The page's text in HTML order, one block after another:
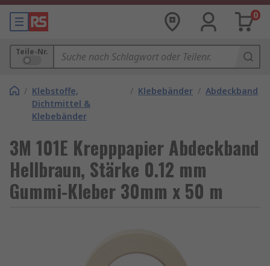
0
Teile-Nr.
/ Klebstoffe,
Dichtmittel &
Klebebänder
/ Klebebänder / Abdeckband
3M 101E Krepppapier Abdeckband
Hellbraun, Stärke 0.12 mm
Gummi-Kleber 30mm x 50 m